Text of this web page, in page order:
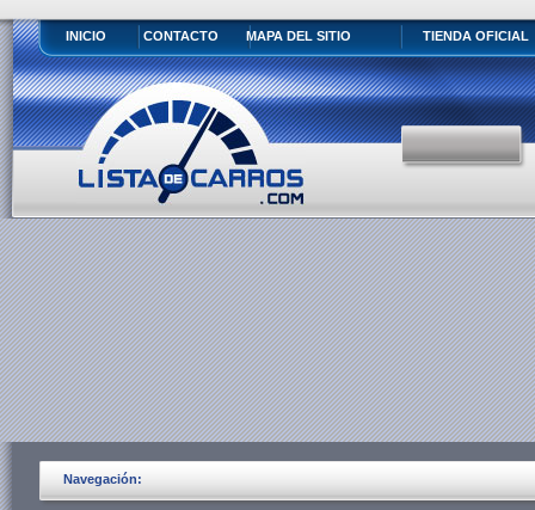
INICIO CONTACTO MAPA DEL SITIO TIENDA OFICIAL
Navegación: